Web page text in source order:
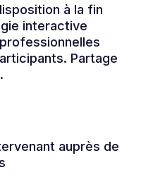
à la fin
interactive
Partage
auprès de